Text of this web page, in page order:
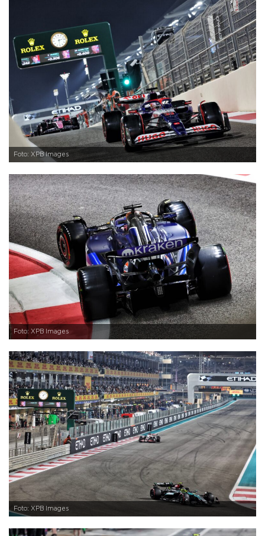
Foto: XPB Images
Foto: XPB Images
Foto: XPB Images